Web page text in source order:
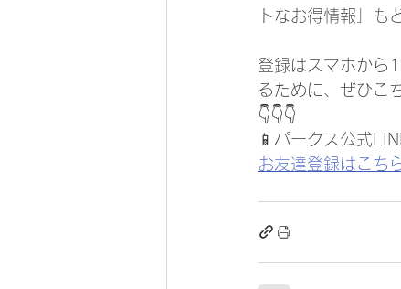
トなお得情報」も
登録はスマホから
るために、ぜひこ
👇👇👇
📱パークス公式
お友達登録はこち